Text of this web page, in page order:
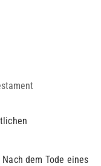
dem Tode eines